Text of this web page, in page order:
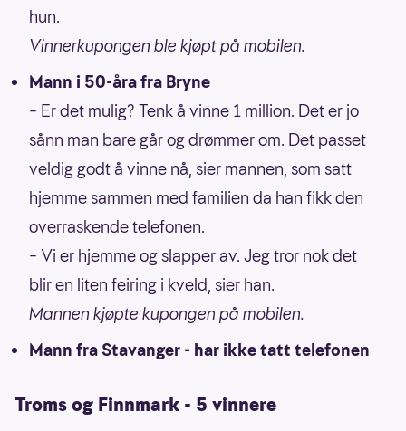
hun.
Vinnerkupongen ble kjøpt på mobilen.
Mann i 50-åra fra Bryne
– Er det mulig? Tenk å vinne 1 million. Det er jo
sånn man bare går og drømmer om. Det passet
veldig godt å vinne nå, sier mannen, som satt
hjemme sammen med familien da han fikk den
overraskende telefonen.
– Vi er hjemme og slapper av. Jeg tror nok det
blir en liten feiring i kveld, sier han.
Mannen kjøpte kupongen på mobilen.
Mann fra Stavanger - har ikke tatt telefonen
Troms og Finnmark - 5 vinnere